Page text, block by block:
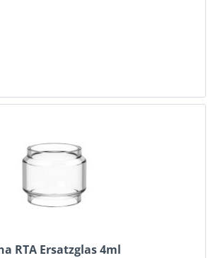
RTA Ersatzglas 4ml